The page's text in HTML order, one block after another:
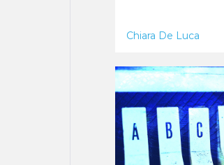
Chiara De Luca